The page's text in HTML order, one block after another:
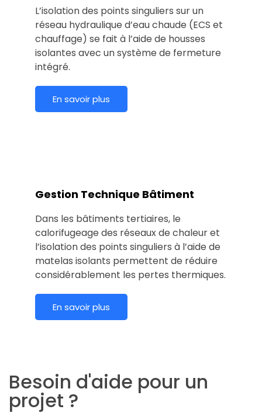
L’isolation des points singuliers sur un
réseau hydraulique d’eau chaude (ECS et
chauffage) se fait à l’aide de housses
isolantes avec un système de fermeture
intégré.
En savoir plus
Gestion Technique Bâtiment
Dans les bâtiments tertiaires, le
calorifugeage des réseaux de chaleur et
l’isolation des points singuliers à l’aide de
matelas isolants permettent de réduire
considérablement les pertes thermiques.
En savoir plus
Besoin d'aide pour un
projet ?